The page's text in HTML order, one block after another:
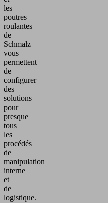
les
poutres
roulantes
de
Schmalz
vous
permettent
de
configurer
des
solutions
pour
presque
tous
les
procédés
de
manipulation
interne
et
de
logistique.